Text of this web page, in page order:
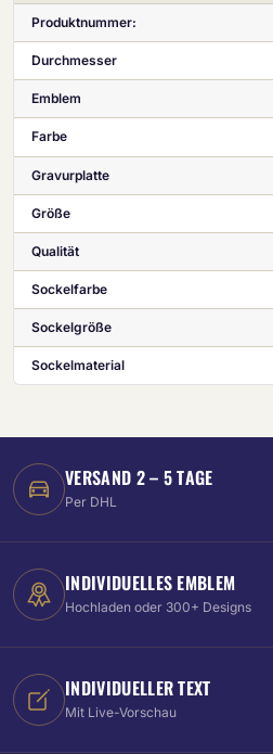
Produktnummer:
Durchmesser
Emblem
Farbe
Gravurplatte
Größe
Qualität
Sockelfarbe
Sockelgröße
Sockelmaterial
VERSAND 2 – 5 TAGE
Per DHL
INDIVIDUELLES EMBLEM
Hochladen oder 300+ Designs
INDIVIDUELLER TEXT
Mit Live-Vorschau